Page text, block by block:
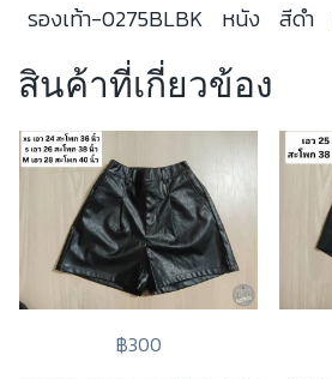
รองเท้า-0275BLBK หนัง สีดำ
สินค้าที่เกี่ยวข้อง
฿300